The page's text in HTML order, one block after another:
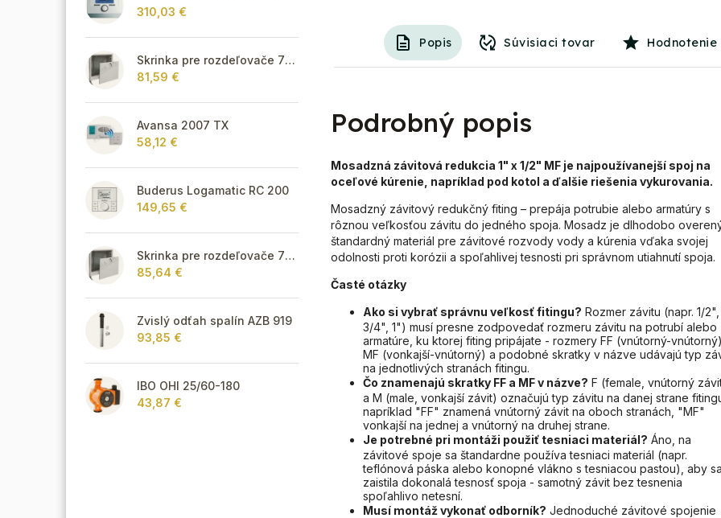
310,03 €
Skrinka pre rozdeľovače 715 mm - podomietková
81,59 €
Avansa 2007 TX
58,12 €
Buderus Logamatic RC 200
149,65 €
Skrinka pre rozdeľovače 795 mm - podomietková
85,64 €
Zvislý odťah spalín AZB 919
93,85 €
IBO OHI 25/60-180
43,87 €
Popis Súvisiaci tovar Hodnotenie
Podrobný popis
Mosadzná závitová redukcia 1" x 1/2" MF je najpoužívanejší spoj na
oceľové kúrenie, napríklad pod kotol a ďalšie riešenia vykurovania.
Mosadzný závitový redukčný fiting – prepája potrubie alebo armatúry s
rôznou veľkosťou závitu do jedného spoja. Mosadz je dlhodobo
štandardný materiál pre závitové rozvody vody a kúrenia vďaka svojej
odolnosti proti korózii a spoľahlivej tesnosti pri správnom utiahnutí spoja.
Časté otázky
Ako si vybrať správnu veľkosť fitingu? Rozmer závitu (napr. 1/2",
3/4", 1") musí presne zodpovedať rozmeru závitu na potrubí alebo
armatúre, ku ktorej fiting pripájate - rozmery FF (vnútorný-vnútorný),
MF (vonkajší-vnútorný) a podobné skratky v názve udávajú typ
na jednotlivých stranách fitingu.
Čo znamenajú skratky FF a MF v názve? F (female, vnútorný
a M (male, vonkajší závit) označujú typ závitu na danej strane
napríklad "FF" znamená vnútorný závit na oboch stranách, "MF"
vonkajší na jednej a vnútorný na druhej strane.
Je potrebné pri montáži použiť tesniaci materiál? Áno, na
závitové spoje sa štandardne používa tesniaci materiál (napr.
teflónová páska alebo konopné vlákno s tesniacou pastou), aby sa
zaistila dokonalá tesnosť spoja - samotný závit bez tesnenia
spoľahlivo netesní.
Musí montáž vykonať odborník? Jednoduché závitové spojenie